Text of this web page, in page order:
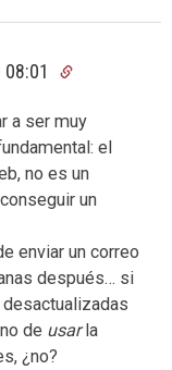
a ser muy
el
no es un
un
enviar un correo
después… si
de usarla
¿no?